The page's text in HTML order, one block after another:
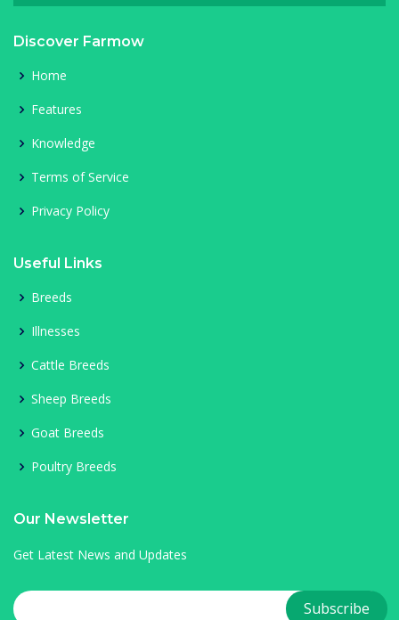
Discover Farmow
Home
Features
Knowledge
Terms of Service
Privacy Policy
Useful Links
Breeds
Illnesses
Cattle Breeds
Sheep Breeds
Goat Breeds
Poultry Breeds
Our Newsletter
Get Latest News and Updates